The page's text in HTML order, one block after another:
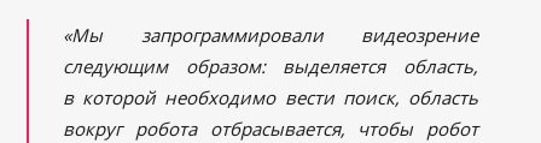
«Мы запрограммировали видеозрение
следующим образом: выделяется область,
в которой необходимо вести поиск, область
вокруг робота отбрасывается, чтобы робот